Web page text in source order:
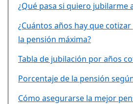
¿Qué pasa si quiero jubilarme
¿Cuántos años hay que
la pensión máxima?
Tabla de jubilación por años
Porcentaje de la pensión
Cómo asegurarse la mejor